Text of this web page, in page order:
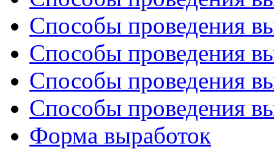
Способы проведения
Способы проведения
Способы проведения
Способы проведения
Форма выработок